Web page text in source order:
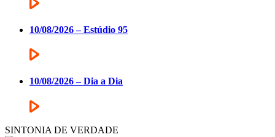
10/08/2026 – Estúdio 95
10/08/2026 – Dia a Dia
SINTONIA DE VERDADE